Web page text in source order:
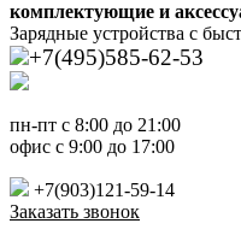
комплектующие и
Зарядные устройства с
+7(495)585-62-53
пн-пт с 8:00 до 21:00
офис с 9:00 до 17:00
+7(903)121-59-14
Заказать звонок